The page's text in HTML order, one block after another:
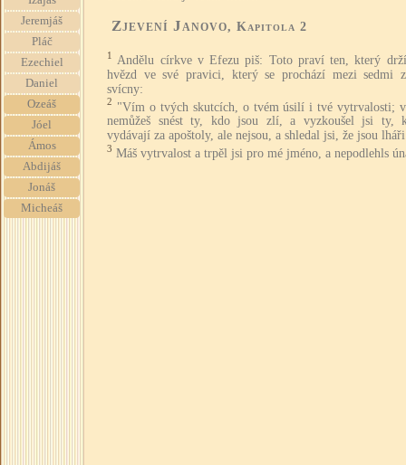
Jeremjáš
Pláč
Ezechiel
Daniel
Ozeáš
Jóel
Ámos
Abdijáš
Jonáš
Micheáš
Zjevení Janovo, Kapitola 2
1
Andělu církve v Efezu piš: Toto praví ten, který
hvězd ve své pravici, který se prochází mezi sedmi
svícny:
2 "Vím o tvých skutcích, o tvém úsilí i tvé vytrvalosti;
nemůžeš snést ty, kdo jsou zlí, a vyzkoušel jsi ty,
vydávají za apoštoly, ale nejsou, a shledal jsi, že jsou
3 Máš vytrvalost a trpěl jsi pro mé jméno, a nepodlehls